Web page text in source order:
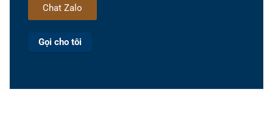
Chat Zalo
Gọi cho tôi